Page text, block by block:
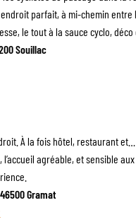
parfait, à mi-chemin entre
le tout à la sauce cyclo, déco
Souillac
À la fois hôtel, restaurant
agréable, et sensible
Gramat